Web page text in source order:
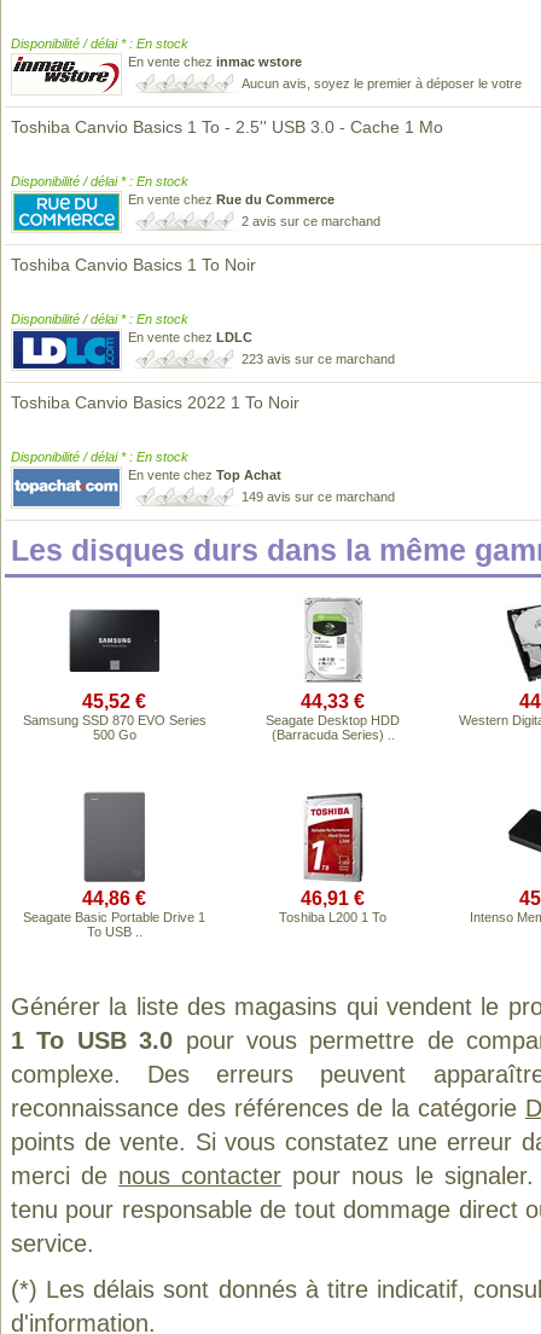
Disponibilité / délai * : En stock
En vente chez inmac wstore
Aucun avis, soyez le premier à déposer le votre
Toshiba Canvio Basics 1 To - 2.5'' USB 3.0 - Cache 1 Mo
Disponibilité / délai * : En stock
En vente chez Rue du Commerce
2 avis sur ce marchand
Toshiba Canvio Basics 1 To Noir
Disponibilité / délai * : En stock
En vente chez LDLC
223 avis sur ce marchand
Toshiba Canvio Basics 2022 1 To Noir
Disponibilité / délai * : En stock
En vente chez Top Achat
149 avis sur ce marchand
Les disques durs dans la même
45,52 €
Samsung SSD 870 EVO Series
500 Go
44,33 €
Seagate Desktop HDD
(Barracuda Series) ..
Western
44,86 €
Seagate Basic Portable Drive 1
To USB ..
46,91 €
Toshiba L200 1 To Intenso
Générer la liste des magasins qui vendent le
1 To USB 3.0 pour vous permettre de
complexe. Des erreurs peuvent
reconnaissance des références de la catégorie
points de vente. Si vous constatez une erreur
merci de nous contacter pour nous le
tenu pour responsable de tout dommage direct
service.
(*) Les délais sont donnés à titre indicatif,
d'information.